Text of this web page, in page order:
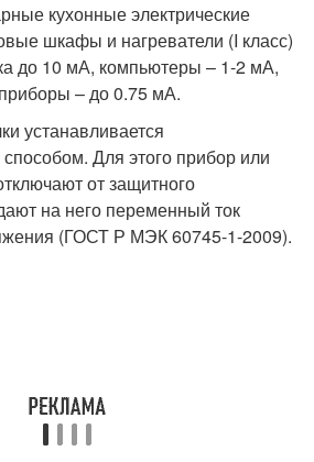
кухонные электрические
шкафы и нагреватели (I класс)
до 10 мА, компьютеры – 1-2 мА,
– до 0.75 мА.
устанавливается
Для этого прибор или
от защитного
на него переменный ток
(ГОСТ Р МЭК 60745-1-2009).